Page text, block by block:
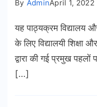
By AdminApril 1, 2022
यह पाठ्यक्रम विद्यालय
के लिए विद्यालयी शिक्षा
द्वारा की गई प्रमुख
[…]